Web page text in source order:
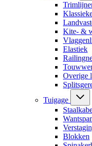
Kite- &
Elastiek
Overige
Tuigage
Blokken